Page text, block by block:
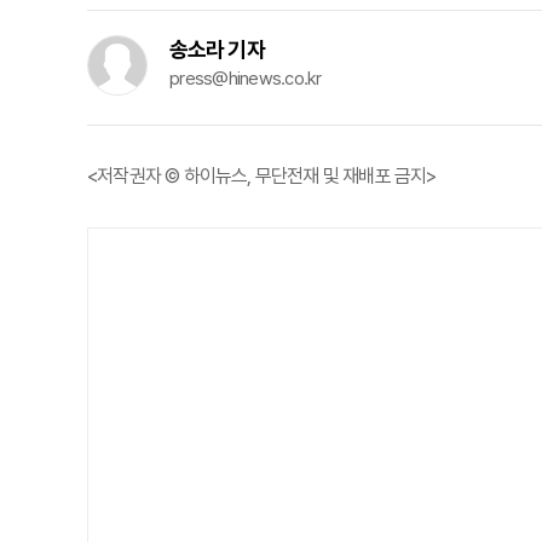
송소라 기자
press@hinews.co.kr
<저작권자 © 하이뉴스, 무단전재 및 재배포 금지>